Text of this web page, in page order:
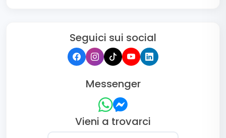
Seguici sui social
Messenger
Vieni a trovarci